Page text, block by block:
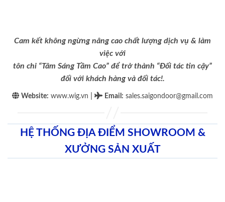
Cam kết không ngừng nâng cao chất lượng dịch vụ & làm
việc với
tôn chỉ “Tâm Sáng Tầm Cao” để trở thành “Đối tác tin cậy”
đối với khách hàng và đối tác!.
Website: www.wig.vn Email : sales.saigondoor@gmail.com
HỆ THỐNG ĐỊA ĐIỂM SHOWROOM &
XƯỞNG SẢN XUẤT